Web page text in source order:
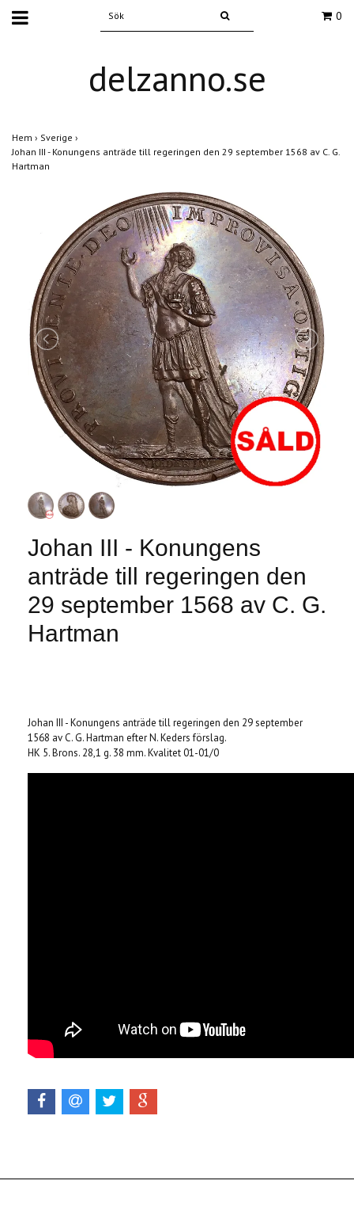
0
delzanno.se
Hem › Sverige ›
Johan III - Konungens anträde till regeringen den 29 september 1568 av C. G.
Hartman
Johan III - Konungens
anträde till regeringen den
29 september 1568 av C. G.
Hartman
Johan III - Konungens anträde till regeringen den 29 september
1568 av C. G. Hartman efter N. Keders förslag.
HK 5. Brons. 28,1 g. 38 mm. Kvalitet 01-01/0